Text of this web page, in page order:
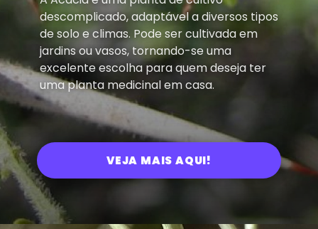
descomplicado, adaptável a diversos tipos
de solo e climas. Pode ser cultivada em
jardins ou vasos, tornando-se uma
excelente escolha para quem deseja ter
uma planta medicinal em casa.
VEJA MAIS AQUI!